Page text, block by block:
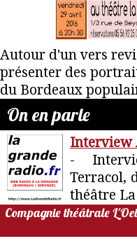
Autour d'un vers
présenter des
du Bordeaux
On en parle
Interview
-
Terracol,
théâtre
Compagnie théâtrale